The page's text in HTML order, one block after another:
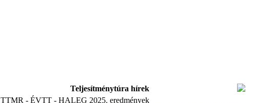
Teljesítménytúra hírek
TTMR - ÉVTT - HALEG 2025. eredmények